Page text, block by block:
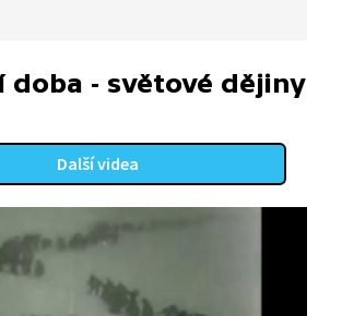
doba - světové dějiny
Další videa